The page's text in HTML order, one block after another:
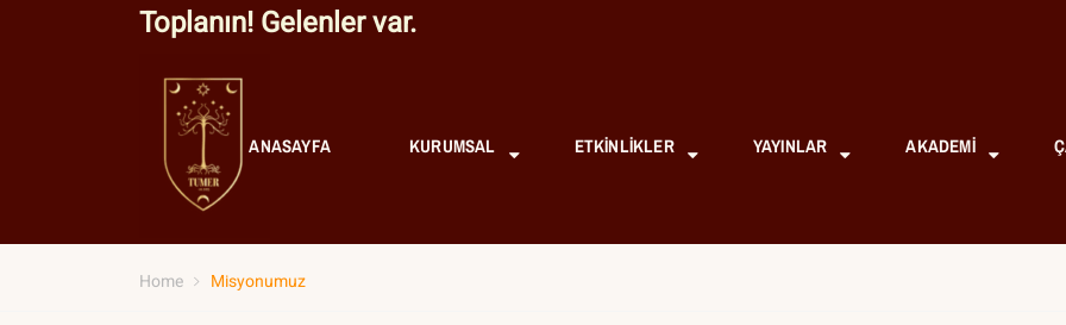
Toplanın! Gelenler var.
ANASAYFA KURUMSAL ETKINLIKLER YAYINLAR AKADEMI
Home Misyonumuz